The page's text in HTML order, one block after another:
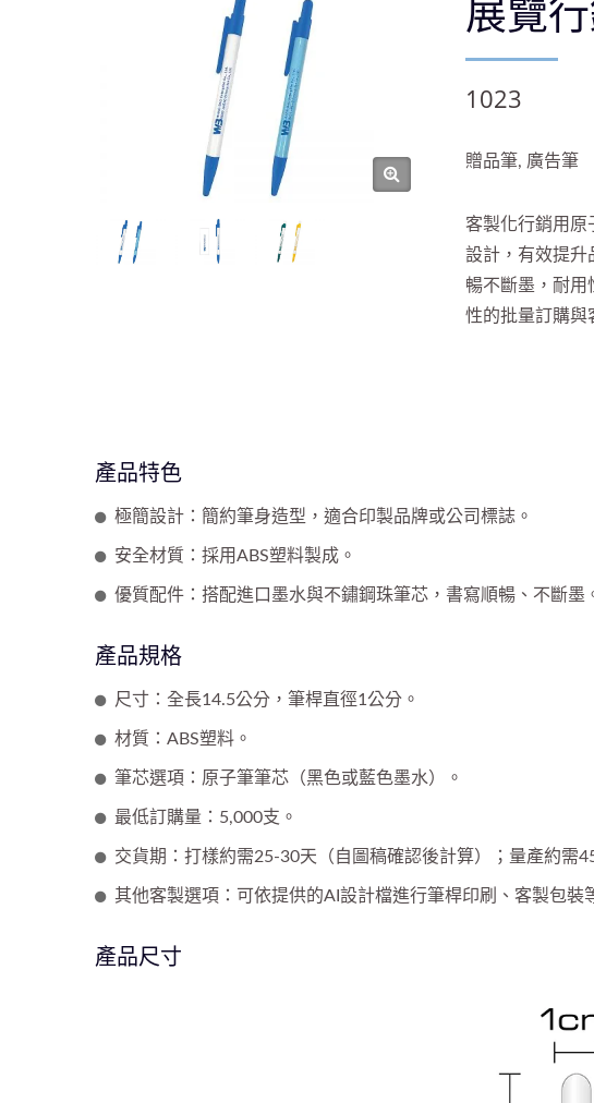
展覽
1023
贈品筆, 廣告筆
客製化行銷用原
設計，有效提升
暢不斷墨，耐用
性的批量訂購與
產品特色
極簡設計：簡約筆身造型，適合印製品牌或公司標誌。
安全材質：採用ABS塑料製成。
優質配件：搭配進口墨水與不鏽鋼珠筆芯，書寫順暢、不斷墨
產品規格
尺寸：全長14.5公分，筆桿直徑1公分。
材質：ABS塑料。
筆芯選項：原子筆筆芯（黑色或藍色墨水）。
最低訂購量：5,000支。
交貨期：打樣約需25-30天（自圖稿確認後計算）；量產約需
其他客製選項：可依提供的AI設計檔進行筆桿印刷、客製包裝
產品尺寸